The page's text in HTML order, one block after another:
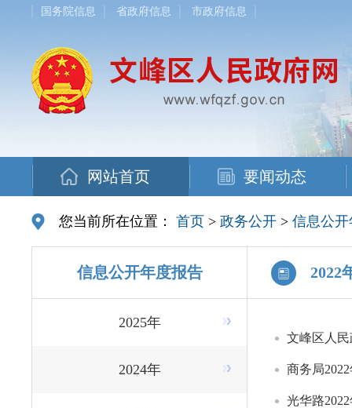
国务院信息 省政府信息 市政府信息
网站首页 要闻动态
您当前所在位置： 首页 > 政务公开 > 信息公
信息公开年度报告 2022
2025年
2024年
文峰区人
商务局
光华路